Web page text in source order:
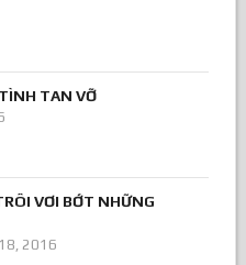
TAN VỠ
VƠI BỚT NHỮNG
2016